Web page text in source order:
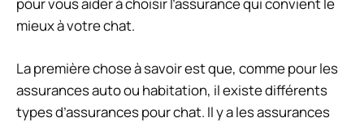
mieux à votre chat.
La première chose à savoir est que, comme pour les
assurances auto ou habitation, il existe différents
types d’assurances pour chat. Il y a les assurances